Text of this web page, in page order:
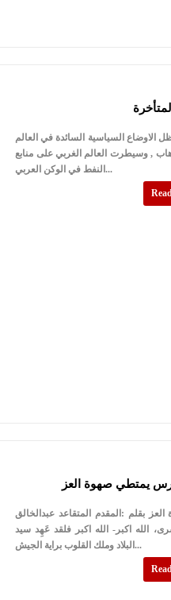
الاوضاع السياسية السائدة في العالم
, وسيطرت العالم الغربي على منابع
النفط في الوكن العربي...
يمتطي صهوة العز
بقلم :المقدم المتقاعد عبدالخالق
الله اكبر- الله اكبر فلقد عَهِد سيد
البلاد وملك القلوب براية الجيش...